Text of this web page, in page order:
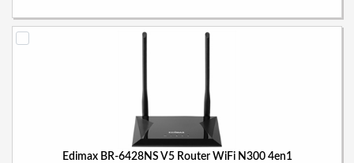
Edimax BR-6428NS V5 Router WiFi N300 4en1